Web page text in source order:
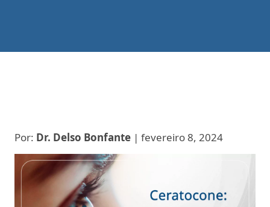
Por: Dr. Delso Bonfante | fevereiro 8, 2024